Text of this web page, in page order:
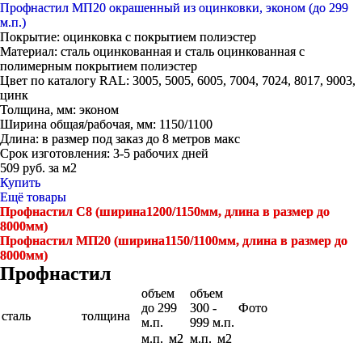
Профнастил МП20 окрашенный из оцинковки, эконом (до 299
м.п.)
Покрытие: оцинковка с покрытием полиэстер
Материал: сталь оцинкованная и сталь оцинкованная с
полимерным покрытием полиэстер
Цвет по каталогу RAL: 3005, 5005, 6005, 7004, 7024, 8017, 9003,
цинк
Толщина, мм: эконом
Ширина общая/рабочая, мм: 1150/1100
Длина: в размер под заказ до 8 метров макс
Срок изготовления: 3-5 рабочих дней
509 руб. за м2
Купить
Ещё товары
Профнастил С8 (ширина1200/1150мм, длина в размер до
8000мм)
Профнастил МП20 (ширина1150/1100мм, длина в размер до
8000мм)
Профнастил
сталь толщина
объем
до 299
м.п.
объем
300 -
999 м.п.
Фото
м.п. м2 м.п. м2